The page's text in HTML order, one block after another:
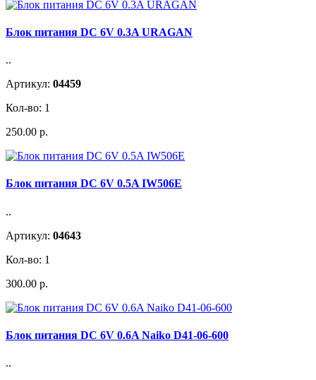
Блок питания DC 6V 0.3A URAGAN
..
Артикул: 04459
Кол-во: 1
250.00 р.
Блок питания DC 6V 0.5A IW506E
..
Артикул: 04643
Кол-во: 1
300.00 р.
Блок питания DC 6V 0.6A Naiko D41-06-600
..